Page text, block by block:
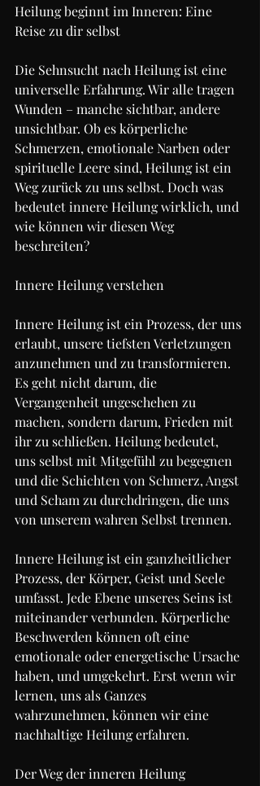
Heilung beginnt im Inneren: Eine
Reise zu dir selbst
Die Sehnsucht nach Heilung ist eine
universelle Erfahrung. Wir alle tragen
Wunden – manche sichtbar, andere
unsichtbar. Ob es körperliche
Schmerzen, emotionale Narben oder
spirituelle Leere sind, Heilung ist ein
Weg zurück zu uns selbst. Doch was
bedeutet innere Heilung wirklich, und
wie können wir diesen Weg
beschreiten?
Innere Heilung verstehen
Innere Heilung ist ein Prozess, der uns
erlaubt, unsere tiefsten Verletzungen
anzunehmen und zu transformieren.
Es geht nicht darum, die
Vergangenheit ungeschehen zu
machen, sondern darum, Frieden mit
ihr zu schließen. Heilung bedeutet,
uns selbst mit Mitgefühl zu begegnen
und die Schichten von Schmerz, Angst
und Scham zu durchdringen, die uns
von unserem wahren Selbst trennen.
Innere Heilung ist ein ganzheitlicher
Prozess, der Körper, Geist und Seele
umfasst. Jede Ebene unseres Seins ist
miteinander verbunden. Körperliche
Beschwerden können oft eine
emotionale oder energetische Ursache
haben, und umgekehrt. Erst wenn wir
lernen, uns als Ganzes
wahrzunehmen, können wir eine
nachhaltige Heilung erfahren.
Der Weg der inneren Heilung